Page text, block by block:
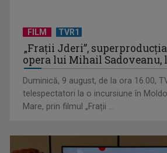
„Spune-mi”, piesa Monicăi Anghel – a
în concursul ...
FILM TVR1
„Frații Jderi”,
opera lui Mihail Sadoveanu,
Duminică, 9 august, de la ora 16.00,
telespectatori la o incursiune în
Mare, prin filmul „Frații ...